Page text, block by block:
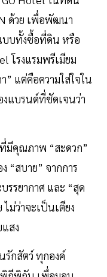
ด้วย เพื่อพัฒนา
บบทั้งซื้อที่ดิน หรือ
โรงแรมพรีเมียม
” แต่คือความใส่ใจใน
แบรนด์ที่ชัดเจนว่า
มีคุณภาพ “สะดวก”
“สบาย” จากการ
รยากาศ และ “สุด
ม่ว่าจะเป็นเตียง
สง
กสัตว์ ทุกองค์